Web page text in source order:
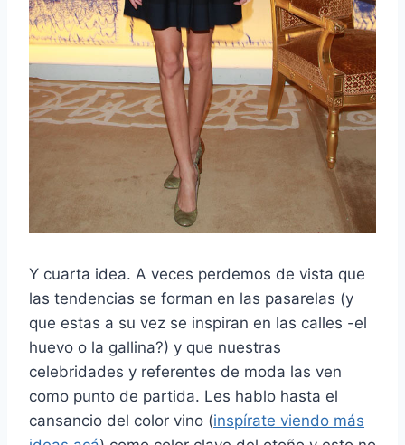
Y cuarta idea. A veces perdemos de vista que
las tendencias se forman en las pasarelas (y
que estas a su vez se inspiran en las calles -el
huevo o la gallina?) y que nuestras
celebridades y referentes de moda las ven
como punto de partida. Les hablo hasta el
cansancio del color vino (inspírate viendo más